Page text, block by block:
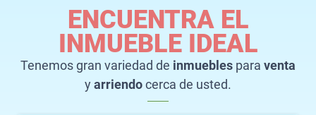
ENCUENTRA EL
INMUEBLE IDEAL
Tenemos gran variedad de inmuebles para venta
y arriendocerca de usted.